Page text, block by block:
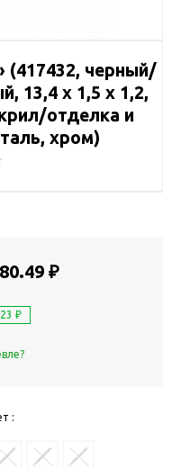
(417432, черный/
13,4 х 1,5 х 1,2,
отделка и
хром)
₽
₽
: